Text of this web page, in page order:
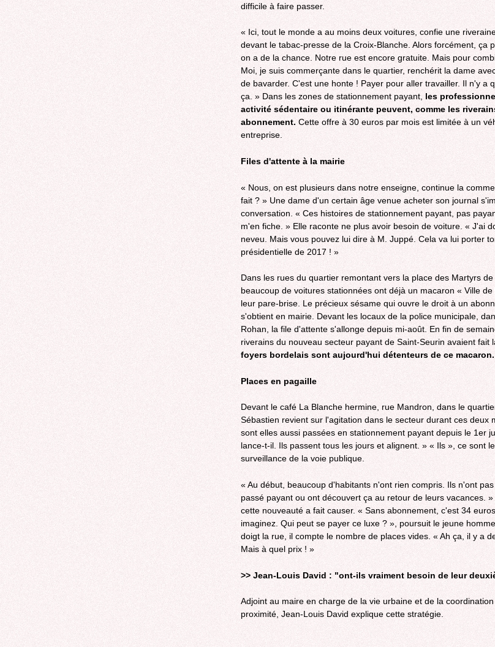
difficile à faire passer.
« Ici, tout le monde a au moins deux voitures, confie une
devant le tabac-presse de la Croix-Blanche. Alors forcément, ça
on a de la chance. Notre rue est encore gratuite. Mais pour
Moi, je suis commerçante dans le quartier, renchérit la dame
de bavarder. C'est une honte ! Payer pour aller travailler. Il n'y a
ça. » Dans les zones de stationnement payant, les
activité sédentaire ou itinérante peuvent, comme les
abonnement. Cette offre à 30 euros par mois est limitée à un
entreprise.
Files d'attente à la mairie
« Nous, on est plusieurs dans notre enseigne, continue la
fait ? » Une dame d'un certain âge venue acheter son journal
conversation. « Ces histoires de stationnement payant, pas
m'en fiche. » Elle raconte ne plus avoir besoin de voiture. « J'ai
neveu. Mais vous pouvez lui dire à M. Juppé. Cela va lui porter
présidentielle de 2017 ! »
Dans les rues du quartier remontant vers la place des Martyrs de
beaucoup de voitures stationnées ont déjà un macaron « Ville
leur pare-brise. Le précieux sésame qui ouvre le droit à un
s'obtient en mairie. Devant les locaux de la police municipale,
Rohan, la file d'attente s'allonge depuis mi-août. En fin de
riverains du nouveau secteur payant de Saint-Seurin avaient fait
foyers bordelais sont aujourd'hui détenteurs de ce macaron.
Places en pagaille
Devant le café La Blanche hermine, rue Mandron, dans le
Sébastien revient sur l'agitation dans le secteur durant ces deux
sont elles aussi passées en stationnement payant depuis le 1er
lance-t-il. Ils passent tous les jours et alignent. » « Ils », ce sont
surveillance de la voie publique.
« Au début, beaucoup d'habitants n'ont rien compris. Ils n'ont
passé payant ou ont découvert ça au retour de leurs vacances. »
cette nouveauté a fait causer. « Sans abonnement, c'est 34
imaginez. Qui peut se payer ce luxe ? », poursuit le jeune
doigt la rue, il compte le nombre de places vides. « Ah ça, il y a
Mais à quel prix ! »
>> Jean-Louis David : "ont-ils vraiment besoin de leur
Adjoint au maire en charge de la vie urbaine et de la
proximité, Jean-Louis David explique cette stratégie.